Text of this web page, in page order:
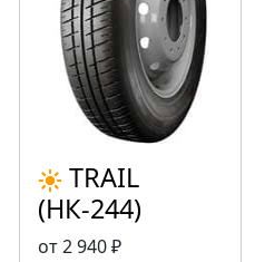
TRAIL
(НК-244)
от 2 940 ₽